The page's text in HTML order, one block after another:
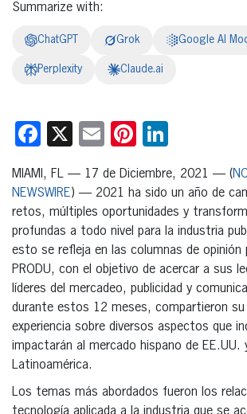
Summarize with:
ChatGPT Grok Google AI
Perplexity Claude.ai
Facebook
X EmailPinterest
MIAMI, FL — 17 de Diciembre, 2021 — (
NEWSWIRE) — 2021 ha sido un año de
retos, múltiples oportunidades y
profundas a todo nivel para la industria
esto se refleja en las columnas de opinión
PRODU, con el objetivo de acercar a sus
líderes del mercadeo, publicidad y
durante estos 12 meses, compartieron su
experiencia sobre diversos aspectos que
impactarán al mercado hispano de EE.UU.
Latinoamérica.
Los temas más abordados fueron los
tecnología aplicada a la industria que se